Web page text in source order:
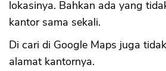
lokasinya. Bahkan ada yang
kantor sama sekali.
Di cari di Google Maps juga
alamat kantornya.